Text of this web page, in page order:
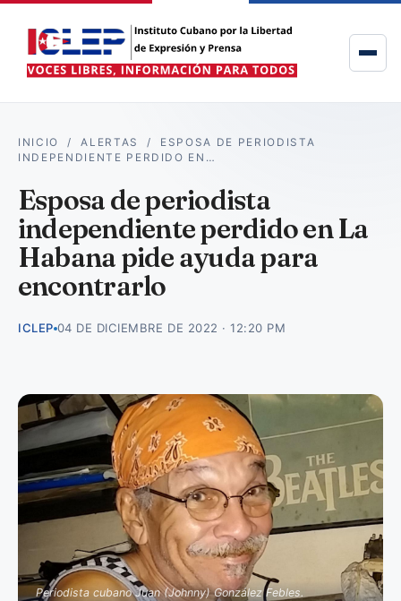
INICIO /ALERTAS / ESPOSA DE PERIODISTA
INDEPENDIENTE PERDIDO EN…
Esposa de periodista
independiente perdido en La
Habana pide ayuda para
encontrarlo
ICLEP 04 DE DICIEMBRE DE 2022 · 12:20 PM
Periodista cubano Juan (Johnny) González Febles.